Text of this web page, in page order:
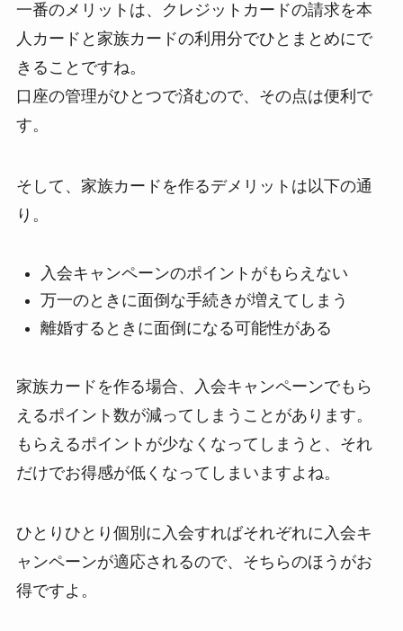
一番のメリットは、クレジットカードの請求を本
人カードと家族カードの利用分でひとまとめにで
きることですね。
口座の管理がひとつで済むので、その点は便利で
す。
そして、家族カードを作るデメリットは以下の通
り。
入会キャンペーンのポイントがもらえない
万一のときに面倒な手続きが増えてしまう
離婚するときに面倒になる可能性がある
家族カードを作る場合、入会キャンペーンでもら
えるポイント数が減ってしまうことがあります。
もらえるポイントが少なくなってしまうと、それ
だけでお得感が低くなってしまいますよね。
ひとりひとり個別に入会すればそれぞれに入会キ
ャンペーンが適応されるので、そちらのほうがお
得ですよ。